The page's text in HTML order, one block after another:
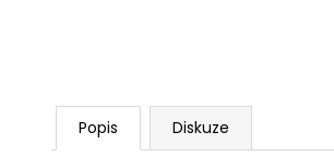
Popis Diskuze